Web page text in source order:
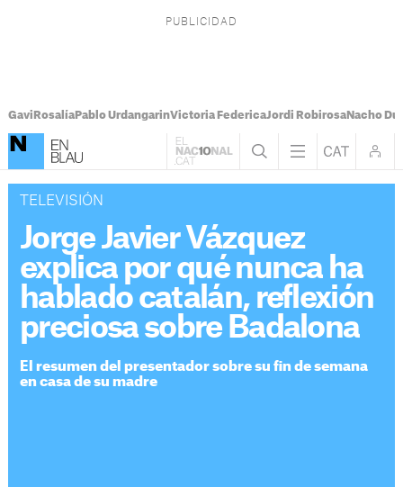
Gavi RosalíaPablo UrdangarinVictoria FedericaJordi RobirosaNacho
TELEVISIÓN
Jorge Javier Vázquez
explica por qué nunca ha
hablado catalán, reflexión
preciosa sobre Badalona
El resumen del presentador sobre su fin de semana
en casa de su madre